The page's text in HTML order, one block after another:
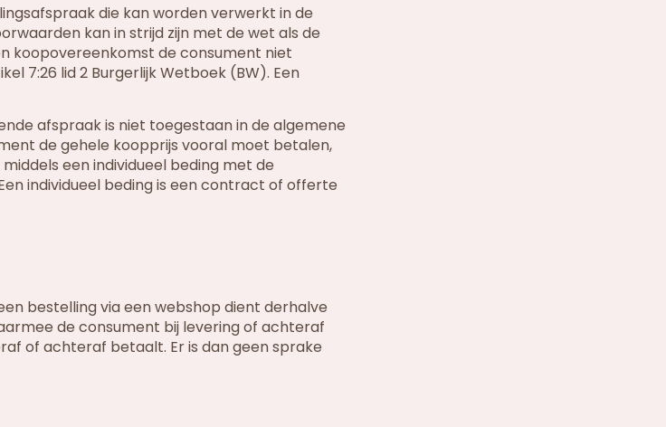
die kan worden verwerkt in de
kan in strijd zijn met de wet als de
koopovereenkomst de consument niet
7:26 lid 2 Burgerlijk Wetboek (BW). Een
afspraak is niet toegestaan in de algemene
de gehele koopprijs vooral moet betalen,
een individueel beding met de
individueel beding is een contract of offerte
bestelling via een webshop dient derhalve
de consument bij levering of achteraf
of achteraf betaalt. Er is dan geen sprake